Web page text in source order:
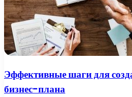
Эффективные шаги для
бизнес-плана